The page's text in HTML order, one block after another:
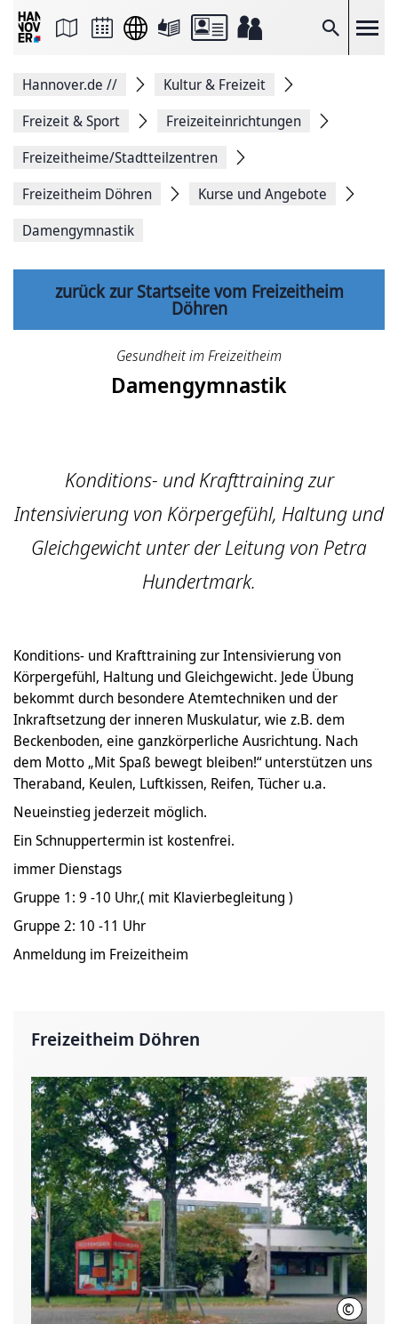
Suche
Seite
Facebook
teilen
Seitenlink
Seite
Hannover.de //
Kultur & Freizeit
Freizeit & Sport
Freizeiteinrichtungen
Freizeitheime/Stadtteilzentren
Freizeitheim Döhren
Kurse und Angebote
Damengymnastik
zurück zur Startseite vom Freizeitheim
Döhren
Gesundheit im Freizeitheim
Damengymnastik
Konditions- und Krafttraining zur
Intensivierung von Körpergefühl, Haltung und
Gleichgewicht unter der Leitung von Petra
Hundertmark.
Konditions- und Krafttraining zur Intensivierung von
Körpergefühl, Haltung und Gleichgewicht. Jede Übung
bekommt durch besondere Atemtechniken und der
Inkraftsetzung der inneren Muskulatur, wie z.B. dem
Beckenboden, eine ganzkörperliche Ausrichtung. Nach
dem Motto „Mit Spaß bewegt bleiben!“ unterstützen uns
Theraband, Keulen, Luftkissen, Reifen, Tücher u.a.
Neueinstieg jederzeit möglich.
Ein Schnuppertermin ist kostenfrei.
immer Dienstags
Gruppe 1: 9 -10 Uhr,( mit Klavierbegleitung )
Gruppe 2: 10 -11 Uhr
Anmeldung im Freizeitheim
Freizeitheim Döhren
©